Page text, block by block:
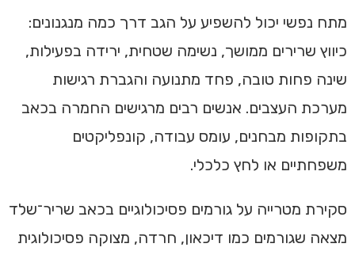
מתח נפשי יכול להשפיע על הגב דרך כמה מנגנונים:
כיווץ שרירים ממושך, נשימה שטחית, ירידה בפעילות,
שינה פחות טובה, פחד מתנועה והגברת רגישות
מערכת העצבים. אנשים רבים מרגישים החמרה בכאב
בתקופות מבחנים, עומס עבודה, קונפליקטים
משפחתיים או לחץ כלכלי.
סקירת מטרייה על גורמים פסיכולוגיים בכאב שריר־שלד
מצאה שגורמים כמו דיכאון, חרדה, מצוקה פסיכולוגית